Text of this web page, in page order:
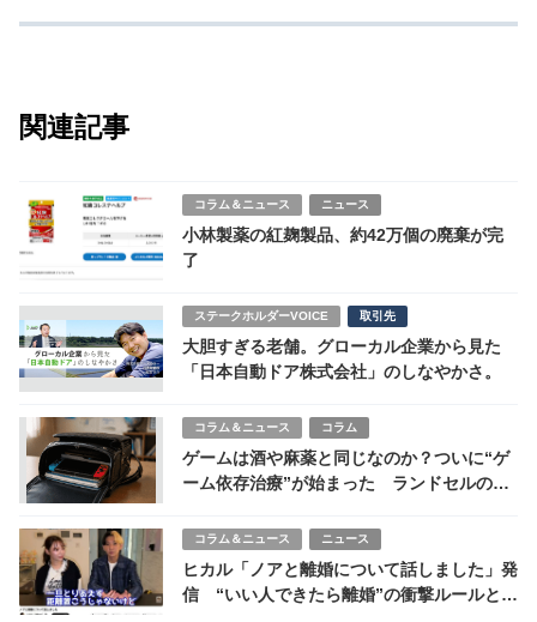
関連記事
コラム＆ニュース ニュース
小林製薬の紅麹製品、約42万個の廃棄が完
了
ステークホルダーVOICE 取引先
大胆すぎる老舗。グローカル企業から見た
「日本自動ドア株式会社」のしなやかさ。
コラム＆ニュース コラム
ゲームは酒や麻薬と同じなのか？ついに“ゲ
ーム依存治療”が始まった ランドセルの中
コラム＆ニュース ニュース
ヒカル「ノアと離婚について話しました」発
信 “いい人できたら離婚”の衝撃ルールと0